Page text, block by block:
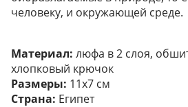
человеку, и окружающей среде.
Материал: люфа в 2 слоя,
хлопковый крючок
Размеры: 11х7 см
Страна: Египет